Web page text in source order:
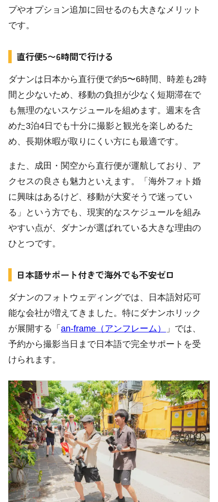
プやオプション追加に回せるのも大きなメリット
です。
直行便5〜6時間で行ける
ダナンは日本から直行便で約5〜6時間、時差も2時
間と少ないため、移動の負担が少なく短期滞在で
も無理のないスケジュールを組めます。週末を含
めた3泊4日でも十分に撮影と観光を楽しめるた
め、長期休暇が取りにくい方にも最適です。
また、成田・関空から直行便が運航しており、ア
クセスの良さも魅力といえます。「海外フォト婚
に興味はあるけど、移動が大変そうで迷ってい
る」という方でも、現実的なスケジュールを組み
やすい点が、ダナンが選ばれている大きな理由の
ひとつです。
日本語サポート付きで海外でも不安ゼロ
ダナンのフォトウェディングでは、日本語対応可
能な会社が増えてきました。特にダナンホリック
が展開する「an-frame（アンフレーム）
」では、
予約から撮影当日まで日本語で完全サポートを受
けられます。